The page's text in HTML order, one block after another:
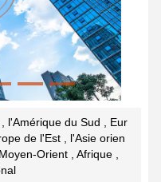
l'Amérique du Sud , Eur
de l'Est , l'Asie orien
Orient , Afrique ,